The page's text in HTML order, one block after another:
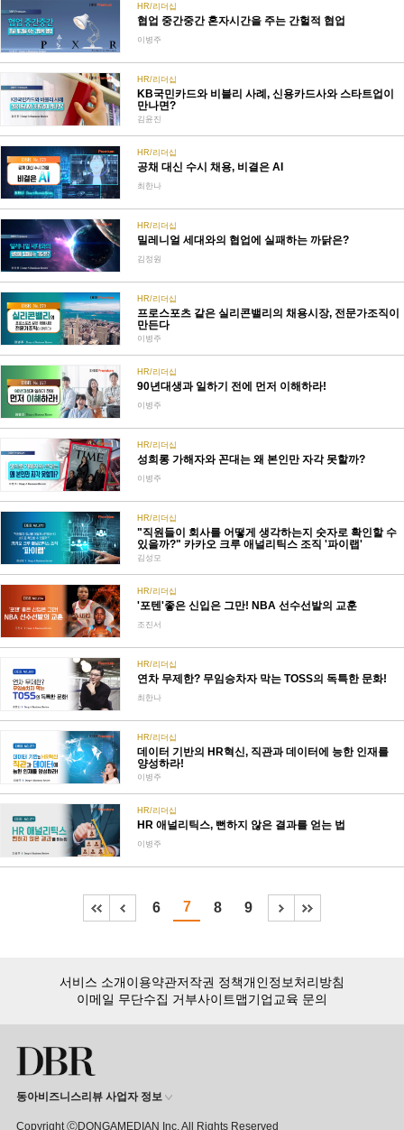
HR/리더십
협업 중간중간 혼자시간을 주는 간헐적 협업
이병주
HR/리더십
KB국민카드와 비블리 사례, 신용카드사와 스타트업이
만나면?
김윤진
HR/리더십
공채 대신 수시 채용, 비결은 AI
최한나
HR/리더십
밀레니얼 세대와의 협업에 실패하는 까닭은?
김정원
HR/리더십
프로스포츠 같은 실리콘밸리의 채용시장, 전문가조직이
만든다
이병주
HR/리더십
90년대생과 일하기 전에 먼저 이해하라!
이병주
HR/리더십
성희롱 가해자와 꼰대는 왜 본인만 자각 못할까?
이병주
HR/리더십
"직원들이 회사를 어떻게 생각하는지 숫자로 확인할 수
있을까?" 카카오 크루 애널리틱스 조직 '파이랩'
김성모
HR/리더십
'포텐'좋은 신입은 그만! NBA 선수선발의 교훈
조진서
HR/리더십
연차 무제한? 무임승차자 막는 TOSS의 독특한 문화!
최한나
HR/리더십
데이터 기반의 HR혁신, 직관과 데이터에 능한 인재를
양성하라!
이병주
HR/리더십
HR 애널리틱스, 뻔하지 않은 결과를 얻는 법
이병주
6 7 8 9
서비스 소개이용약관저작권 정책개인정보처리방침
이메일 무단수집 거부사이트맵기업교육 문의
동아비즈니스리뷰 사업자 정보
Copyright ⒸDONGAMEDIAN Inc. All Rights Reserved